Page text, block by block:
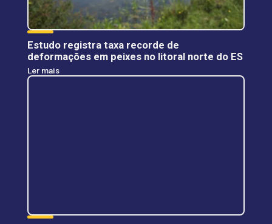
Estudo registra taxa recorde de
deformações em peixes no litoral norte do ES
Ler mais